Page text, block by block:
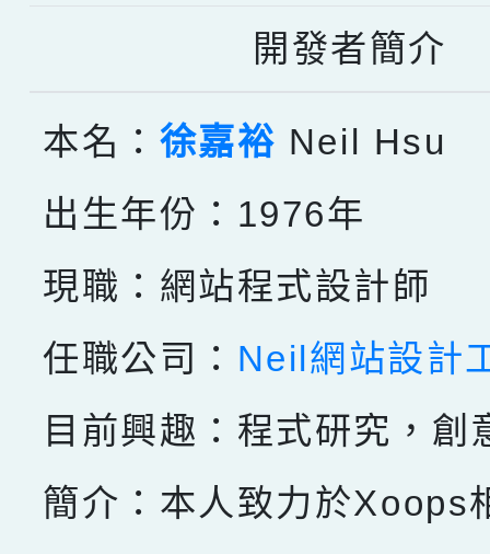
臺灣台語-第二名
市賽榮獲科學小創客佳
開發者簡介
本名： 徐嘉裕 Neil Hsu
出生年份：1976年
現職：網站程式設計師
任職公司： Neil網站設計
目前興趣：程式研究，創
簡介：本人致力於Xoops